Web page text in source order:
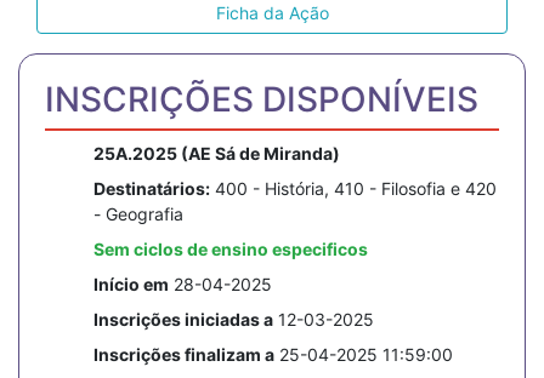
Ficha da Ação
INSCRIÇÕES DISPONÍVEIS
25A.2025 (AE Sá de Miranda)
Destinatários:400 - História, 410 - Filosofia e 420
- Geografia
Sem ciclos de ensino especificos
Início em 28-04-2025
Inscrições iniciadas a12-03-2025
Inscrições finalizam a25-04-2025 11:59:00